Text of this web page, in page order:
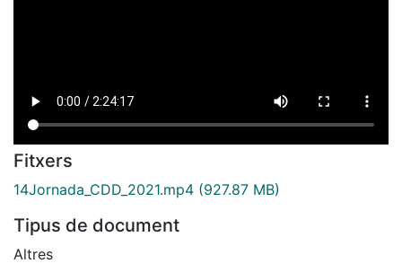
Fitxers
14Jornada_CDD_2021.mp4 (927.87 MB)
Tipus de document
Altres